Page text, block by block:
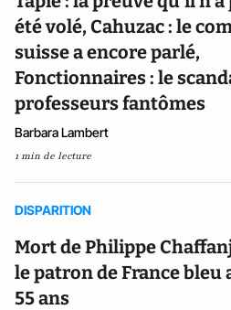
été volé, Cahuzac : le
suisse a encore parlé,
Fonctionnaires : le
professeurs fantômes
Barbara Lambert
1 min de lecture
DISPARITION
Mort de Philippe
le patron de France bleu
55 ans